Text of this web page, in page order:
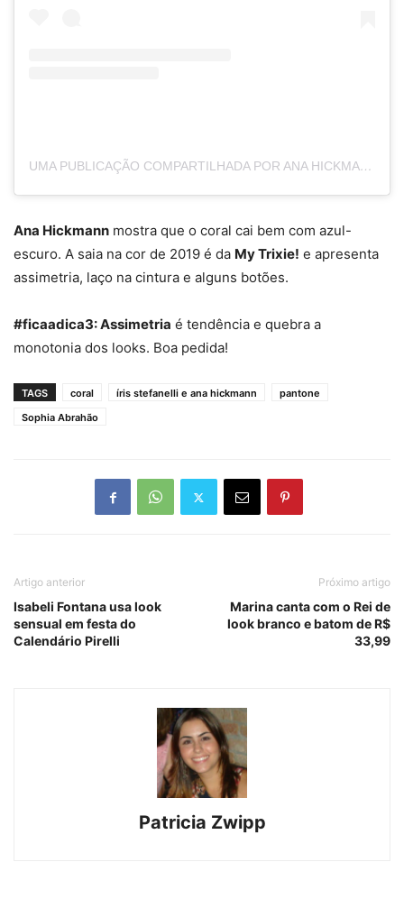
UMA PUBLICAÇÃO COMPARTILHADA POR ANA HICKMANN 🅰️➕ (@AHICKMANN)
Ana Hickmann mostra que o coral cai bem com azul-
escuro. A saia na cor de 2019 é da My Trixie! e apresenta
assimetria, laço na cintura e alguns botões.
#ficaadica3: Assimetria é tendência e quebra a
monotonia dos looks. Boa pedida!
TAGS coral íris stefanelli e ana hickmann
pantone
Sophia Abrahão
Artigo anterior
Isabeli Fontana usa look
sensual em festa do
Calendário Pirelli
Próximo artigo
Marina canta com o Rei de
look branco e batom de R$
33,99
Patricia Zwipp